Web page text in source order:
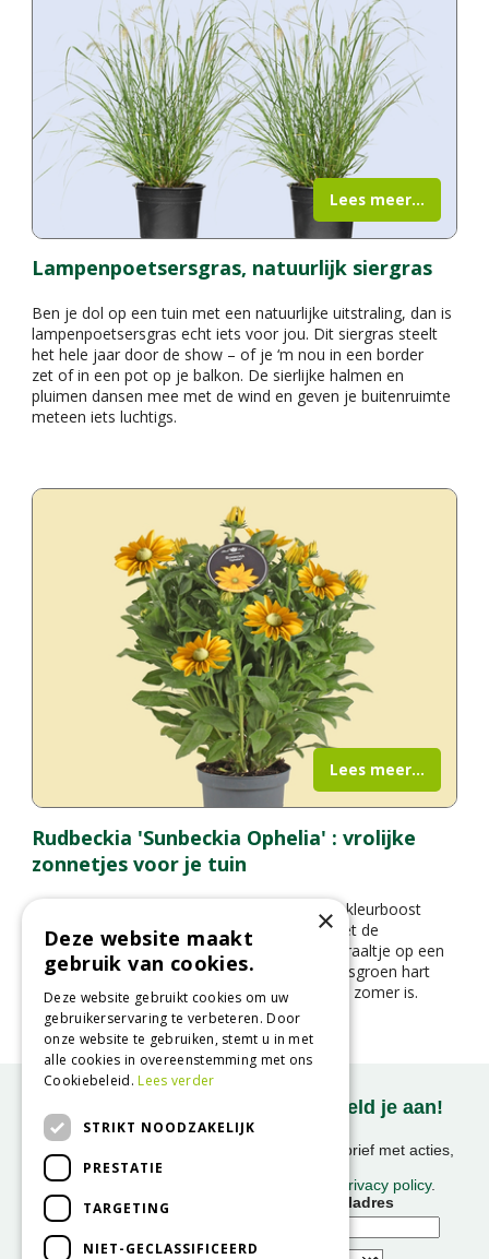
Lampenpoetsersgras, natuurlijk siergras
Ben je dol op een tuin met een natuurlijke uitstraling, dan is
lampenpoetsersgras echt iets voor jou. Dit siergras steelt
het hele jaar door de show – of je ‘m nou in een border
zet of in een pot op je balkon. De sierlijke halmen en
pluimen dansen mee met de wind en geven je buitenruimte
meteen iets luchtigs.
Lees meer...
Rudbeckia 'Sunbeckia Ophelia' : vrolijke
zonnetjes voor je tuin
Op zoek naar een plant die je tuin een flinke kleurboost
geeft in de zomer en herfst? Maak kennis met de
Rudbeckia ‘Sunbeckia Ophelia’ – een zonnestraaltje op een
steel. Met haar knalgele bloemblaadjes en frisgroen hart
fleurt ze elke border of pot op alsof het altijd zomer is.
Lees meer...
Onze nieuwsbrief ontvangen? Meld je aan!
Ontvang ongeveer 1x per week onze nieuwsbrief met acties,
We slaan uw gegevens op conform onze
privacy policy.
Voornaam
E-mailadres
×
Deze website maakt
gebruik van cookies.
Deze website gebruikt cookies om uw
gebruikerservaring te verbeteren. Door
onze website te gebruiken, stemt u in met
alle cookies in overeenstemming met ons
Cookiebeleid.Lees verder
STRIKT NOODZAKELIJK
PRESTATIE
TARGETING
NIET-GECLASSIFICEERD